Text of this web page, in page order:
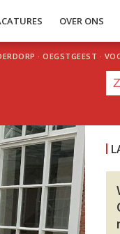
OVER ONS
· OEGSTGEEST ·